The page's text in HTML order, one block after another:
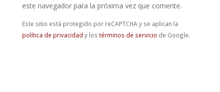
este navegador para la próxima vez que comente.
Este sitio está protegido por reCAPTCHA y se aplican la
política de privacidad y los términos de servicio de Google.